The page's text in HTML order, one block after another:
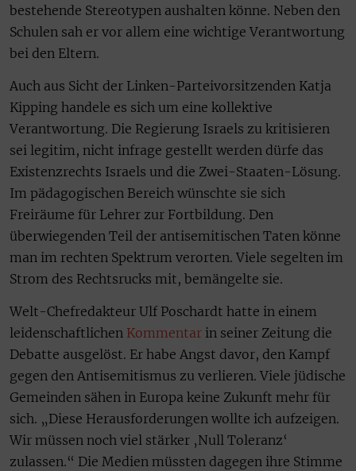
bestehende Stereotypen aushalten könne. Neben den
Schulen sah er vor allem eine wichtige Verantwortung
bei den Eltern.
Auch aus Sicht der Linken-Parteivorsitzenden Katja
Kipping handele es sich um eine kollektive
Verantwortung. Die Regierung Israels zu kritisieren
sei legitim, nicht infrage gestellt werden dürfe das
Existenzrechts Israels und die Zwei-Staaten-Lösung.
Im pädagogischen Bereich wünschte sie sich
Freiräume für Lehrer zur Fortbildung. Den
überwiegenden Teil der antisemitischen Taten könne
man im rechten Spektrum verorten. Viele segelten im
Strom des Rechtsrucks mit, bemängelte sie.
Welt-Chefredakteur Ulf Poschardt hatte in einem
leidenschaftlichen Kommentar in seiner Zeitung die
Debatte ausgelöst. Er habe Angst davor, den Kampf
gegen den Antisemitismus zu verlieren. Viele jüdische
Gemeinden sähen in Europa keine Zukunft mehr für
sich. „Diese Herausforderungen wollte ich aufzeigen.
Wir müssen noch viel stärker ‚Null Toleranz‘
zulassen.“ Die Medien müssten dagegen ihre Stimme